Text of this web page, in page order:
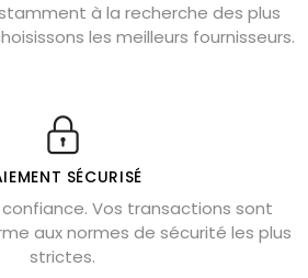
apaisante
vertus et signification
non chauffée
la maison
magiques
pierres choisir
à la recherche des plus
les meilleurs fournisseurs.
SÉCURISÉ
Vos transactions sont
aux normes de sécurité les plus
strictes.